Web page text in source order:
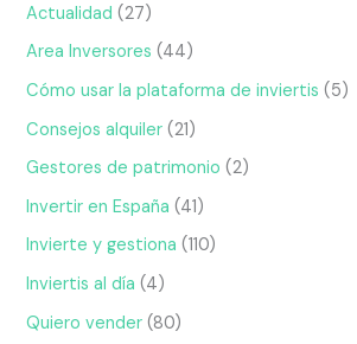
Actualidad (27)
Area Inversores (44)
Cómo usar la plataforma de inviertis (5)
Consejos alquiler (21)
Gestores de patrimonio (2)
Invertir en España (41)
Invierte y gestiona (110)
Inviertis al día (4)
Quiero vender (80)